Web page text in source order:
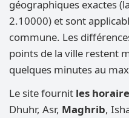
géographiques exactes
2.10000) et sont
commune. Les
points de la ville restent
quelques minutes au
Le site fournit les
Dhuhr, Asr, Maghrib,